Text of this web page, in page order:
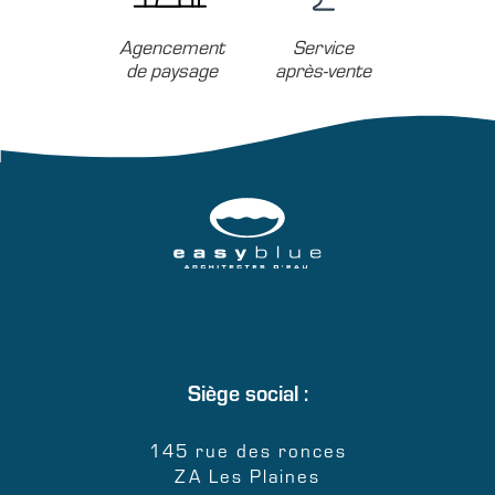
Agencement
de paysage
Service
après-vente
Siège social :
145 rue des ronces
ZA Les Plaines